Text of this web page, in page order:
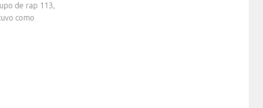
de rap 113,
como